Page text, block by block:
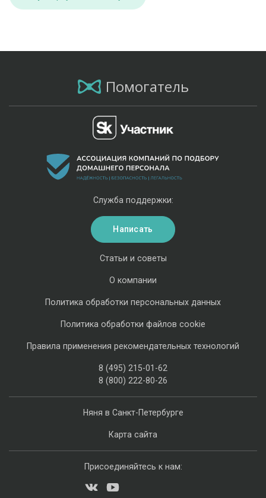
Помогатель
Няня в Санкт-Петербурге
Карта сайта
Статьи и советы
О компании
Политика обработки персональных данных
Политика обработки файлов cookie
Правила применения рекомендательных технологий
8 (495) 215-01-62
8 (800) 222-80-26
Служба поддержки:
Написать
Присоединяйтесь к нам: